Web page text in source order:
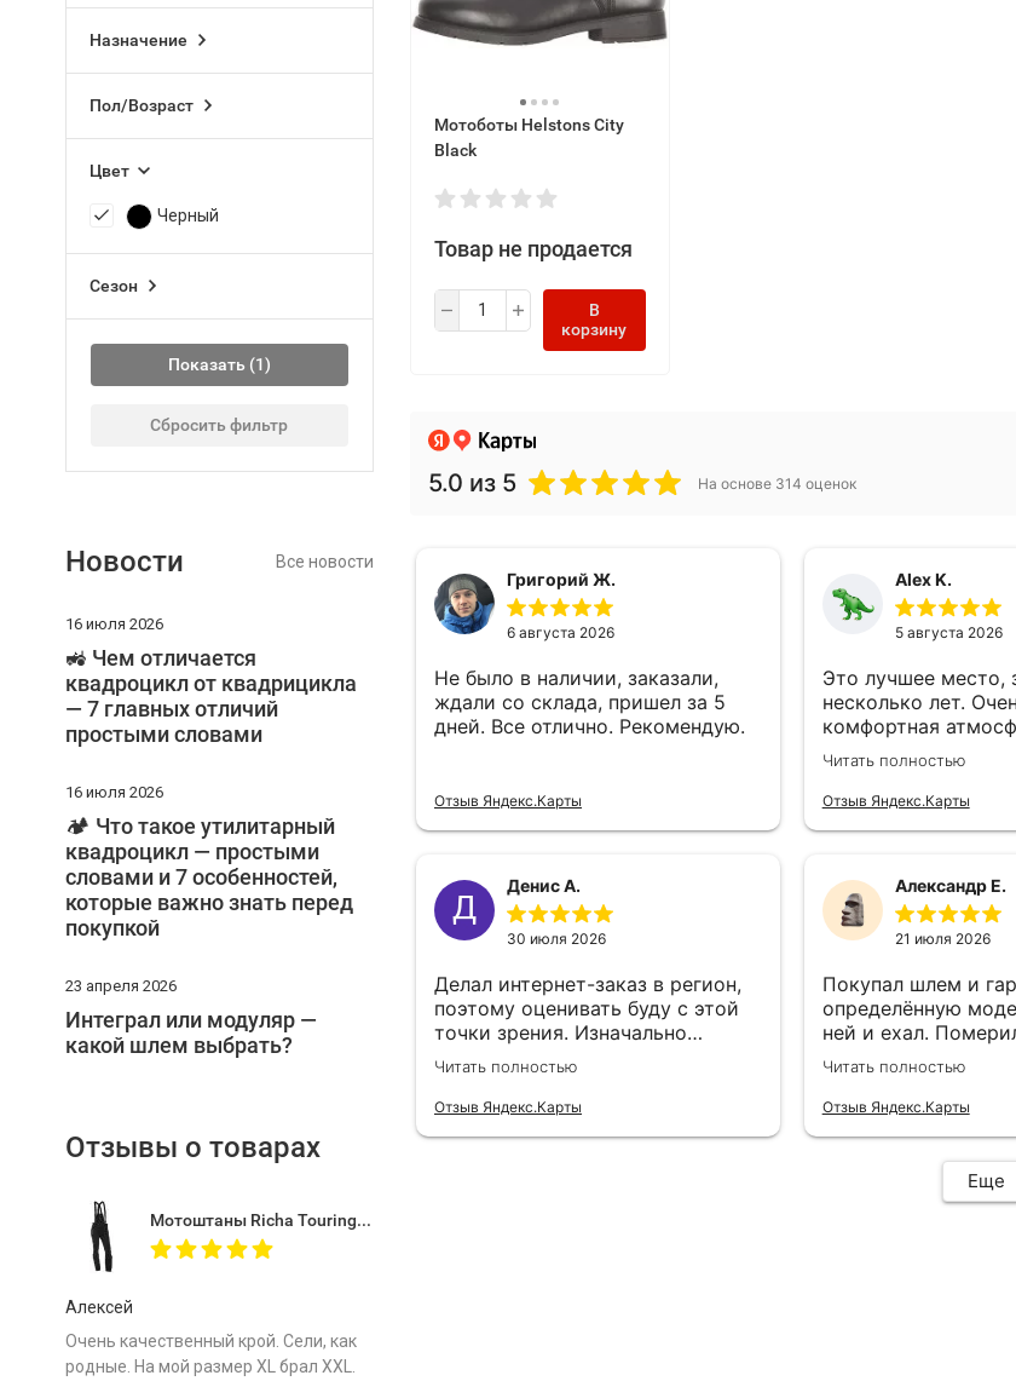
Мотоботы Helstons City
Black
Товар не продается
В
корзину
Назначение
Пол/Возраст
Цвет
Черный
Сезон
Показать
Сбросить фильтр
Новости Все новости
16 июля 2026
🚜 Чем отличается
квадроцикл от квадрицикла
— 7 главных отличий
простыми словами
16 июля 2026
🏕️ Что такое утилитарный
квадроцикл — простыми
словами и 7 особенностей,
которые важно знать перед
покупкой
23 апреля 2026
Интеграл или модуляр —
какой шлем выбрать?
Отзывы о товарах
Мотоштаны Richa Touring C-Change Trousers Men Black
Алексей
Очень качественный крой. Сели, как
родные. На мой размер ХL брал XXL.